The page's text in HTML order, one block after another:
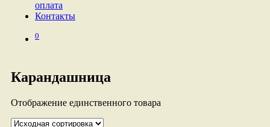
оплата
Контакты
0
Карандашница
Отображение единственного товара